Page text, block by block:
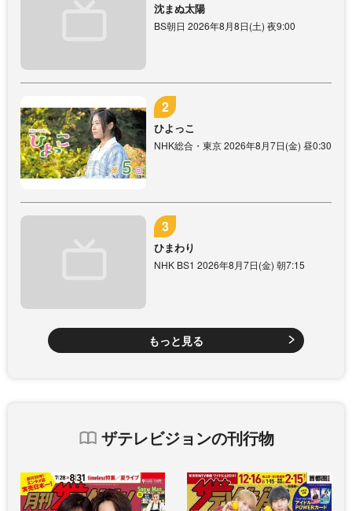
沈まぬ太陽
BS朝日 2026年8月8日(土) 夜9:00
ひよっこ
NHK総合・東京 2026年8月7日(金) 昼0:30
ひまわり
NHK BS1 2026年8月7日(金) 朝7:15
もっと見る
ザテレビジョンの刊行物